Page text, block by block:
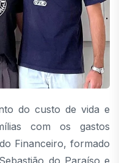
do custo de vida e
com os gastos
Financeiro, formado
do Paraíso e